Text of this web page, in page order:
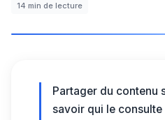
14 min de lecture
Partager du contenu
savoir qui le